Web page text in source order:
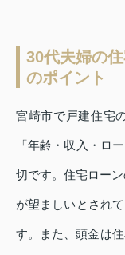
30代夫婦の
のポイント
宮崎市で戸建住宅
「年齢・収入・ロ
切です。住宅ロー
が望ましいとされ
す。また、頭金は